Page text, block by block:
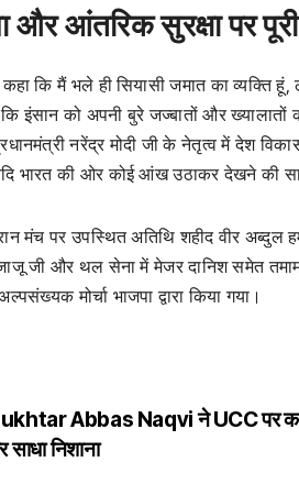
और आंतरिक सुरक्षा पर
कहा कि मैं भले ही सियासी जमात का व्यक्ति
कि इंसान को अपनी बुरे जज्बातों और
नरेंद्र मोदी जी के नेतृत्‍व में देश
भारत की ओर कोई आंख उठाकर देखने की
मंच पर उपस्थित अतिथि शहीद वीर अब्दुल
जी और थल सेना में मेजर दानिश समेत
मोर्चा भाजपा द्वारा किया गया।
Abbas Naqvi ने UCC पर
साधा निशाना